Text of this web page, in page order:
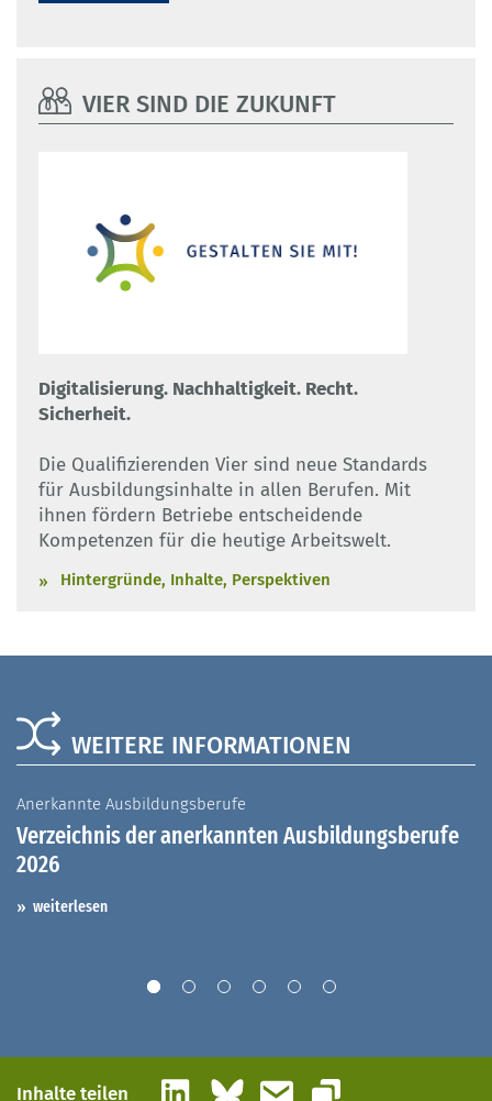
VIER SIND DIE ZUKUNFT
Digitalisierung. Nachhaltigkeit. Recht.
Sicherheit.
Die Qualifizierenden Vier sind neue Standards
für Ausbildungsinhalte in allen Berufen. Mit
ihnen fördern Betriebe entscheidende
Kompetenzen für die heutige Arbeitswelt.
Hintergründe, Inhalte, Perspektiven
WEITERE INFORMATIONEN
Anerkannte Ausbildungsberufe
Verzeichnis der anerkannten Ausbildungsberufe
2026
weiterlesen
Inhalte teilen LinkedInBlueskyE-Mail